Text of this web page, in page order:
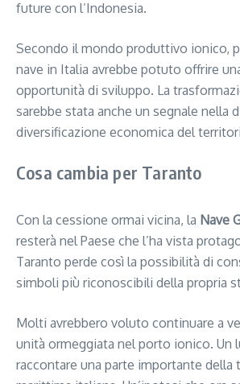
future con l’Indonesia.
Secondo il mondo produttivo ionico,
nave in Italia avrebbe potuto offrire
opportunità di sviluppo. La
sarebbe stata anche un segnale nella
diversificazione economica del
Cosa cambia per Taranto
Con la cessione ormai vicina, la Nave
resterà nel Paese che l’ha vista
Taranto perde così la possibilità di
simboli più riconoscibili della propria
Molti avrebbero voluto continuare a
unità ormeggiata nel porto ionico. Un
raccontare una parte importante della